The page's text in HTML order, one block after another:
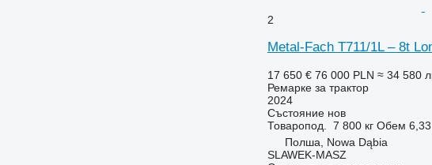
2
Metal-Fach T711/1L – 8t
17 650 € 76 000 PLN ≈ 34 580
Ремарке за трактор
2024
Състояниенов
Товаропод.
7 800 кг Обем
Полша, Nowa Dąbia
SLAWEK-MASZ